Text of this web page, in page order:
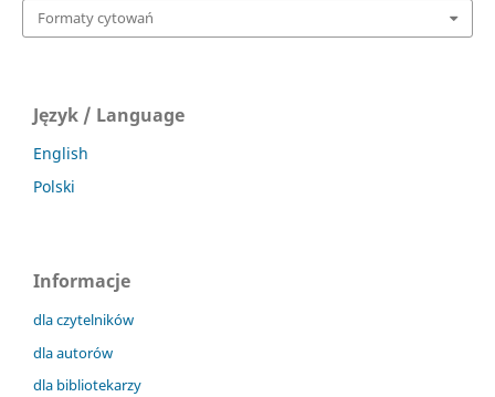
Formaty cytowań
Język / Language
English
Polski
Informacje
dla czytelników
dla autorów
dla bibliotekarzy